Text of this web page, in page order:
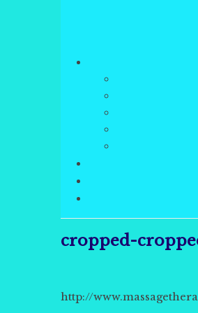
cropped-
http://